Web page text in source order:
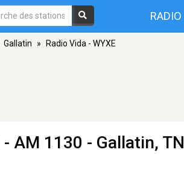
RADIO
Gallatin » Radio Vida - WYXE
- AM 1130 - Gallatin, TN